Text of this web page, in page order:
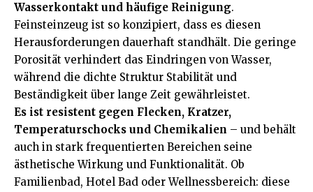
Wasserkontakt und häufige Reinigung.
Feinsteinzeug ist so konzipiert, dass es diesen
Herausforderungen dauerhaft standhält. Die geringe
Porosität verhindert das Eindringen von Wasser,
während die dichte Struktur Stabilität und
Beständigkeit über lange Zeit gewährleistet.
Es ist resistent gegen Flecken, Kratzer,
Temperaturschocks und Chemikalien – und behält
auch in stark frequentierten Bereichen seine
ästhetische Wirkung und Funktionalität. Ob
Familienbad, Hotel Bad oder Wellnessbereich: diese